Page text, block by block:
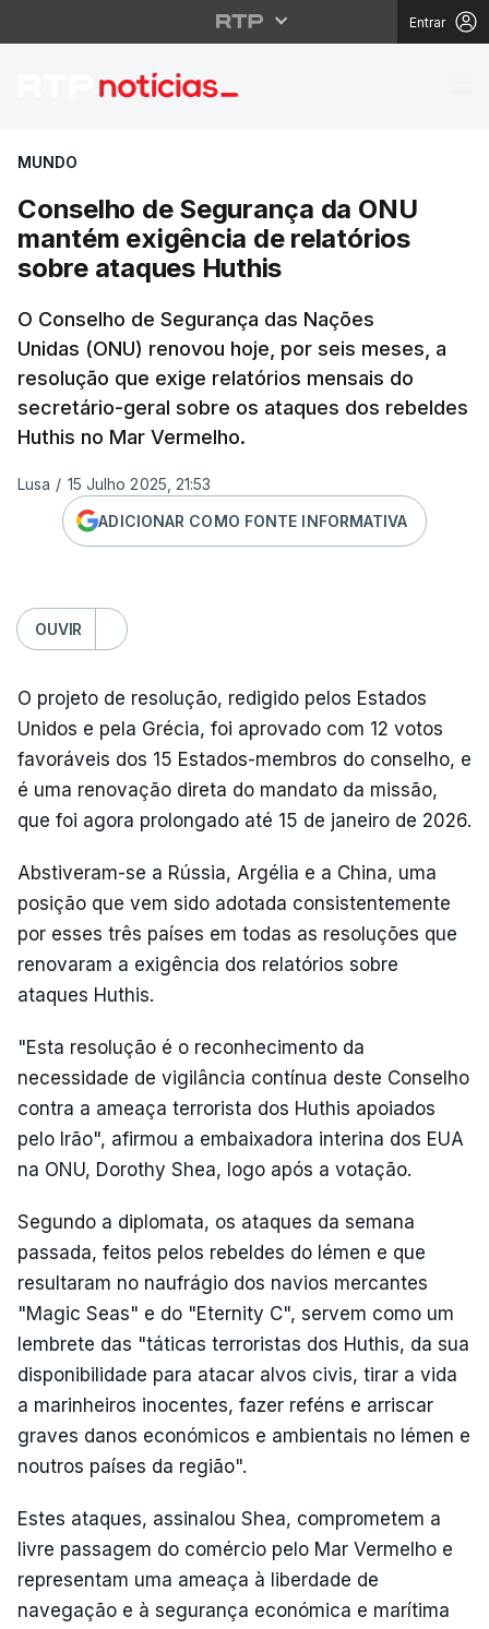
Entrar
Conselho de
MUNDO
Conselho de Segurança da ONU
mantém exigência de relatórios
sobre ataques Huthis
O Conselho de Segurança das Nações
Unidas (ONU) renovou hoje, por seis meses, a
resolução que exige relatórios mensais do
secretário-geral sobre os ataques dos rebeldes
Huthis no Mar Vermelho.
Lusa / 15 Julho 2025, 21:53
ADICIONAR COMO FONTE INFORMATIVA
OUVIR
O projeto de resolução, redigido pelos Estados
Unidos e pela Grécia, foi aprovado com 12 votos
favoráveis dos 15 Estados-membros do conselho, e
é uma renovação direta do mandato da missão,
que foi agora prolongado até 15 de janeiro de 2026.
Abstiveram-se a Rússia, Argélia e a China, uma
posição que vem sido adotada consistentemente
por esses três países em todas as resoluções que
renovaram a exigência dos relatórios sobre
ataques Huthis.
"Esta resolução é o reconhecimento da
necessidade de vigilância contínua deste Conselho
contra a ameaça terrorista dos Huthis apoiados
pelo Irão", afirmou a embaixadora interina dos EUA
na ONU, Dorothy Shea, logo após a votação.
Segundo a diplomata, os ataques da semana
passada, feitos pelos rebeldes do Iémen e que
resultaram no naufrágio dos navios mercantes
"Magic Seas" e do "Eternity C", servem como um
lembrete das "táticas terroristas dos Huthis, da sua
disponibilidade para atacar alvos civis, tirar a vida
a marinheiros inocentes, fazer reféns e arriscar
graves danos económicos e ambientais no Iémen e
noutros países da região".
Estes ataques, assinalou Shea, comprometem a
livre passagem do comércio pelo Mar Vermelho e
representam uma ameaça à liberdade de
navegação e à segurança económica e marítima